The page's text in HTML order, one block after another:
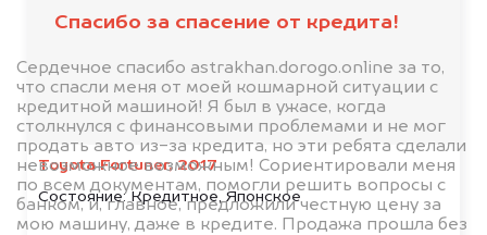
Toyota Fortuner, 2017
Состояние: Кредитное, Японское
Спасибо за спасение от кредита!
Сердечное спасибо astrakhan.dorogo.online за то,
что спасли меня от моей кошмарной ситуации с
кредитной машиной! Я был в ужасе, когда
столкнулся с финансовыми проблемами и не мог
продать авто из-за кредита, но эти ребята сделали
невозможное возможным! Сориентировали меня
по всем документам, помогли решить вопросы с
банком, и, главное, предложили честную цену за
мою машину, даже в кредите. Продажа прошла без